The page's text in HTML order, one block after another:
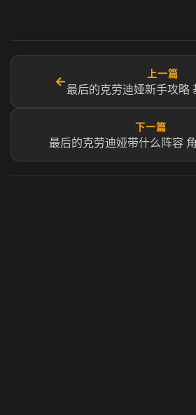
←
上一篇
最后的克劳迪娅新手攻略
下一篇
最后的克劳迪娅带什么阵容